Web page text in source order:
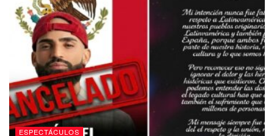
ESPECTÁCULOS